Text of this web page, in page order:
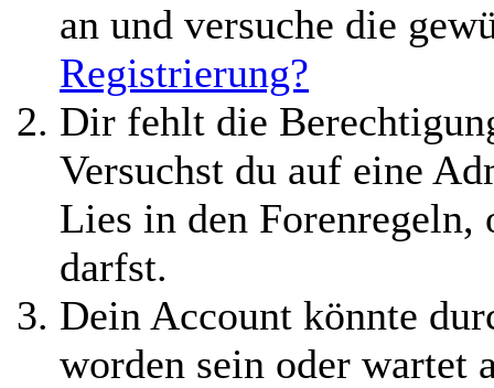
an und versuche die
Registrierung?
Dir fehlt die
Versuchst du auf eine
Lies in den
darfst.
Dein Account könnte
worden sein oder wartet